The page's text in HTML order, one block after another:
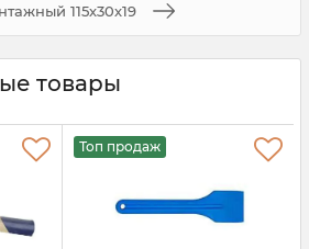
115х30х19
товары
Топ продаж